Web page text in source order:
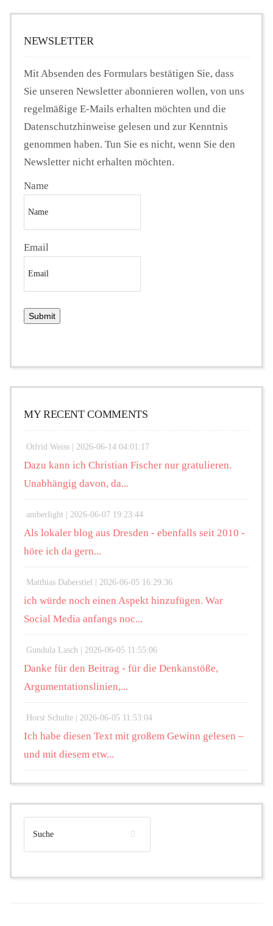
NEWSLETTER
Mit Absenden des Formulars bestätigen Sie, dass
Sie unseren Newsletter abonnieren wollen, von uns
regelmäßige E-Mails erhalten möchten und die
Datenschutzhinweise gelesen und zur Kenntnis
genommen haben. Tun Sie es nicht, wenn Sie den
Newsletter nicht erhalten möchten.
Name
Email
MY RECENT COMMENTS
Otfrid Weiss | 2026-06-14 04:01:17
Dazu kann ich Christian Fischer nur gratulieren.
Unabhängig davon, da...
amberlight | 2026-06-07 19:23:44
Als lokaler blog aus Dresden - ebenfalls seit 2010 -
höre ich da gern...
Matthias Daberstiel | 2026-06-05 16:29:36
ich würde noch einen Aspekt hinzufügen. War
Social Media anfangs noc...
Gundula Lasch | 2026-06-05 11:55:06
Danke für den Beitrag - für die Denkanstöße,
Argumentationslinien,...
Horst Schulte | 2026-06-05 11:53:04
Ich habe diesen Text mit großem Gewinn gelesen –
und mit diesem etw...